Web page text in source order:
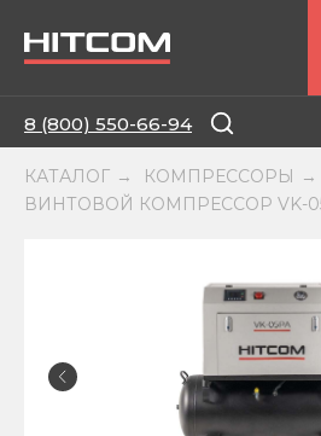
8 (800) 550-66-94
КАТАЛОГ → КОМПРЕССОРЫ →
ВИНТОВОЙ КОМПРЕССОР VK-